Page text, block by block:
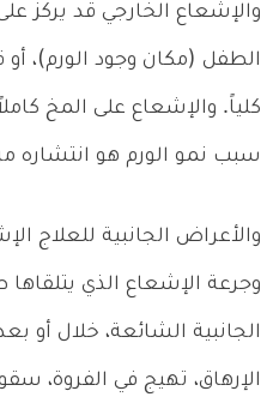
والإشعاع الخارجي قد يركز
الطفل (مكان وجود الورم)،
كلياً. والإشعاع على المخ
سبب نمو الورم هو انتشاره
والأعراض الجانبية للعلاج
وجرعة الإشعاع الذي
الجانبية الشائعة، خلال أو
الإرهاق، تهيج في الفروة،